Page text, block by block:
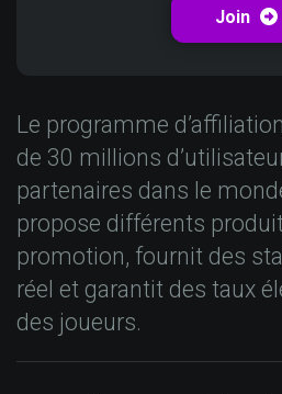
Join
Le programme
de 30 millions
partenaires dans le
propose différents
promotion, fournit des
réel et garantit des taux
des joueurs.